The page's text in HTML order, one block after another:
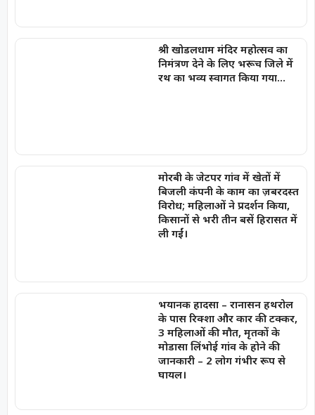
श्री खोडलधाम मंदिर महोत्सव का
निमंत्रण देने के लिए भरूच जिले में
रथ का भव्य स्वागत किया गया…
मोरबी के जेटपर गांव में खेतों में
बिजली कंपनी के काम का ज़बरदस्त
विरोध; महिलाओं ने प्रदर्शन किया,
किसानों से भरी तीन बसें हिरासत में
ली गईं।
भयानक हादसा – रानासन हथरोल
के पास रिक्शा और कार की टक्कर,
3 महिलाओं की मौत, मृतकों के
मोडासा लिंभोई गांव के होने की
जानकारी – 2 लोग गंभीर रूप से
घायल।